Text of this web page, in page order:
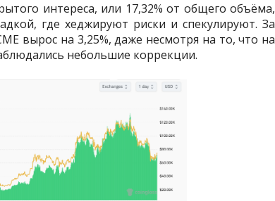
интереса, или 17,32% от общего объёма,
где хеджируют риски и спекулируют. За
вырос на 3,25%, даже несмотря на то, что на
небольшие коррекции.